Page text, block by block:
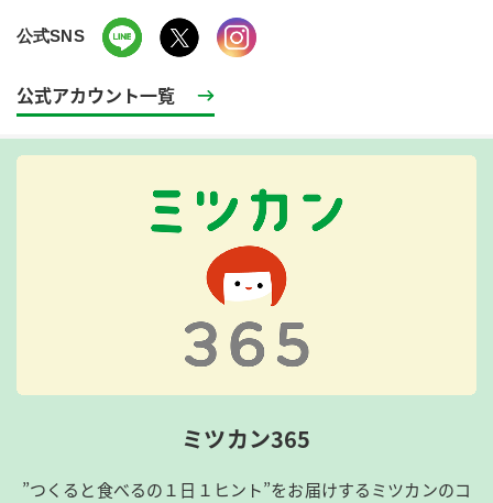
公式SNS
公式アカウント一覧
ミツカン365
”つくると食べるの１日１ヒント”をお届けするミツカンのコ